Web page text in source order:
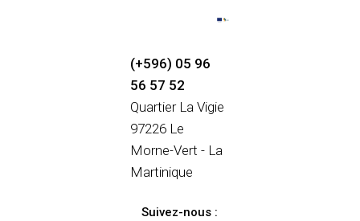
(+596) 05 96
56 57 52
Quartier La Vigie
97226 Le
Morne-Vert - La
Martinique
Suivez-nous :